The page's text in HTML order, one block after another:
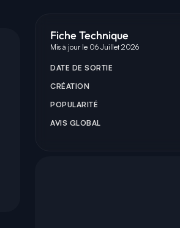
Fiche Technique
Mis à jour le 06 Juillet 2026
DATE DE SORTIE
CRÉATION
POPULARITÉ
AVIS GLOBAL